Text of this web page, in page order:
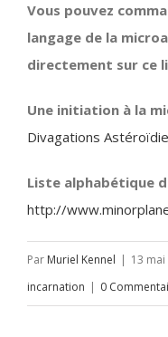
Vous pouvez
langage de la
directement sur ce
Une initiation à la
Divagations
Liste alphabétique
http://
Par Muriel Kennel | 13 mai
incarnation | 0